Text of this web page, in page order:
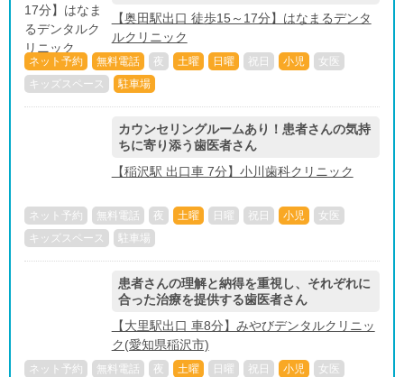
【奥田駅出口 徒歩15～17分】はなまるデンタ
ルクリニック
ネット予約 無料電話 夜 土曜 日曜 祝日 小児
女医
キッズスペース
駐車場
カウンセリングルームあり！患者さんの気持
ちに寄り添う歯医者さん
【稲沢駅 出口車 7分】小川歯科クリニック
ネット予約 無料電話 夜 土曜 日曜 祝日 小児
女医
キッズスペース
駐車場
患者さんの理解と納得を重視し、それぞれに
合った治療を提供する歯医者さん
【大里駅出口 車8分】みやびデンタルクリニッ
ク(愛知県稲沢市)
ネット予約 無料電話 夜 土曜 日曜 祝日 小児
女医